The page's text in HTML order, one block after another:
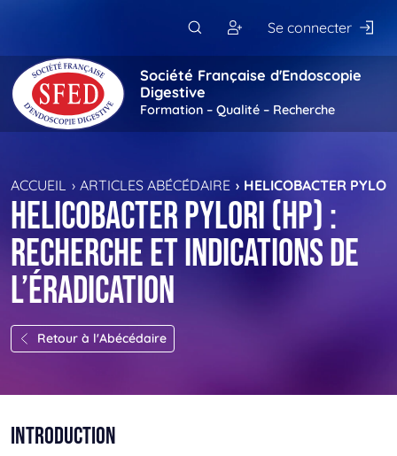
Se connecter
Société Française d'Endoscopie
Digestive
Formation – Qualité – Recherche
ACCUEIL ARTICLES ABÉCÉDAIRE HELICOBACTER
Helicobacter Pylori (HP) :
recherche et indications de
l’éradication
Retour à l'Abécédaire
Introduction